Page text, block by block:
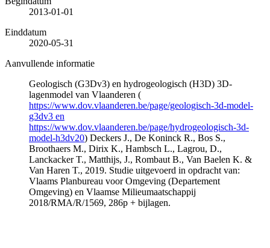
2013-01-01
Einddatum
2020-05-31
Aanvullende informatie
Geologisch (G3Dv3) en hydrogeologisch (H3D) 3D-
lagenmodel van Vlaanderen (
https://www.dov.vlaanderen.be/page/geologisch-3d-model-
g3dv3 en
https://www.dov.vlaanderen.be/page/hydrogeologisch-3d-
model-h3dv20) Deckers J., De Koninck R., Bos S.,
Broothaers M., Dirix K., Hambsch L., Lagrou, D.,
Lanckacker T., Matthijs, J., Rombaut B., Van Baelen K. &
Van Haren T., 2019. Studie uitgevoerd in opdracht van:
Vlaams Planbureau voor Omgeving (Departement
Omgeving) en Vlaamse Milieumaatschappij
2018/RMA/R/1569, 286p + bijlagen.